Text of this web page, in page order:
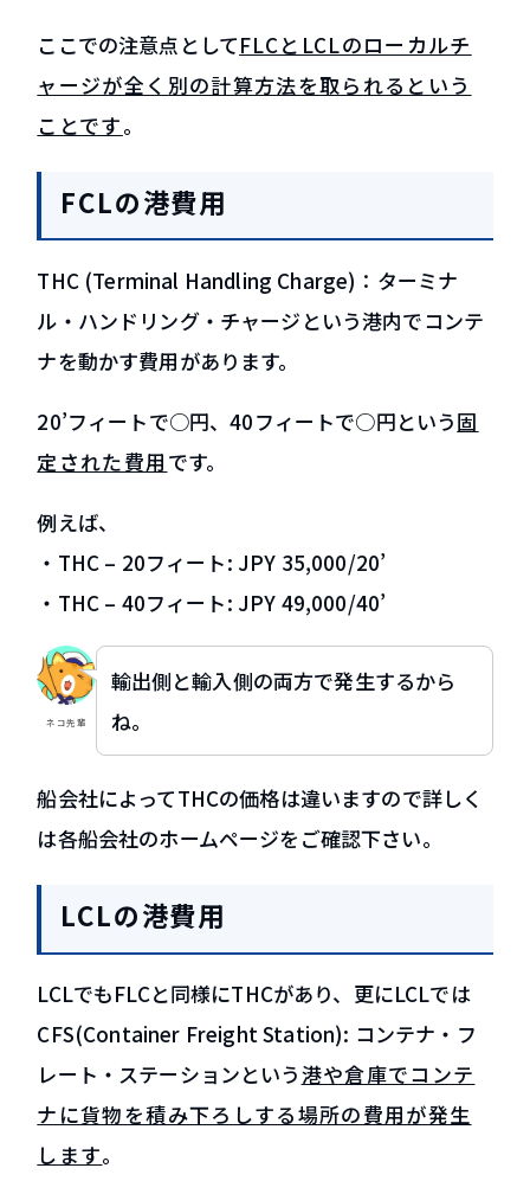
ここでの注意点としてFLCとLCLのローカルチ
ャージが全く別の計算方法を取られるという
ことです。
FCLの港費用
THC (Terminal Handling Charge)：ターミナ
ル・ハンドリング・チャージという港内でコンテ
ナを動かす費用があります。
20’フィートで○円、40フィートで○円という固
定された費用 です。
例えば、
・THC – 20フィート: JPY 35,000/20’
・THC – 40フィート: JPY 49,000/40’
ネコ先輩
輸出側と輸入側の両方で発生するから
ね。
船会社によってTHCの価格は違いますので詳しく
は各船会社のホームページをご確認下さい。
LCLの港費用
LCLでもFLCと同様にTHCがあり、更にLCLでは
CFS(Container Freight Station): コンテナ・フ
レート・ステーションという港や倉庫でコンテ
ナに貨物を積み下ろしする場所の費用が発生
します。